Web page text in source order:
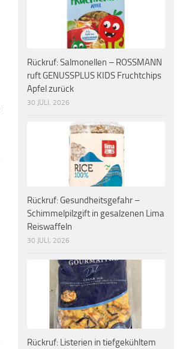
Rückruf: Salmonellen – ROSSMANN
ruft GENUSSPLUS KIDS Fruchtchips
Apfel zurück
30 JULI, 2026
Rückruf: Gesundheitsgefahr –
Schimmelpilzgift in gesalzenen Lima
Reiswaffeln
30 JULI, 2026
Rückruf: Listerien in tiefgekühltem